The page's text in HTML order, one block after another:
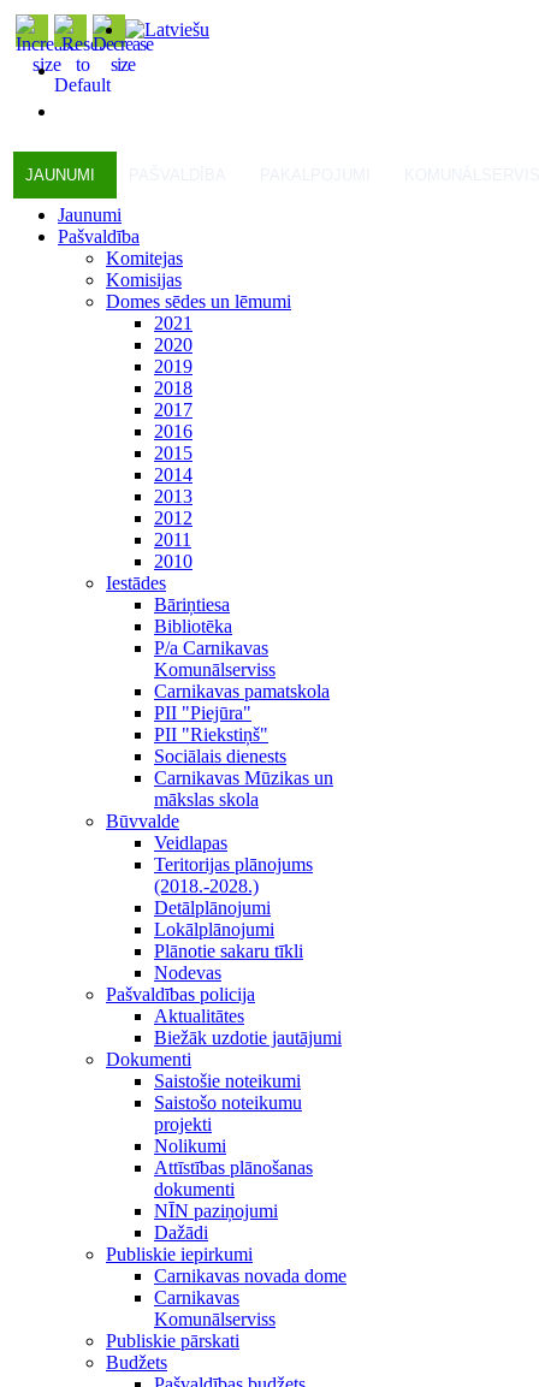
JAUNUMI
Jaunumi
Pašvaldība
Komitejas
Komisijas
Domes sēdes un lēmumi
2021
2020
2019
2018
2017
2016
2015
2014
2013
2012
2011
2010
Iestādes
Bāriņtiesa
Bibliotēka
P/a Carnikavas
Komunālserviss
Carnikavas pamatskola
PII "Piejūra"
PII "Riekstiņš"
Sociālais dienests
Carnikavas Mūzikas un
mākslas skola
Būvvalde
Veidlapas
Teritorijas plānojums
(2018.-2028.)
Detālplānojumi
Lokālplānojumi
Plānotie sakaru tīkli
Nodevas
Pašvaldības policija
Aktualitātes
Biežāk uzdotie jautājumi
Dokumenti
Saistošie noteikumi
Saistošo noteikumu
projekti
Nolikumi
Attīstības plānošanas
dokumenti
NĪN paziņojumi
Dažādi
Publiskie iepirkumi
Carnikavas novada dome
Carnikavas
Komunālserviss
Publiskie pārskati
Budžets